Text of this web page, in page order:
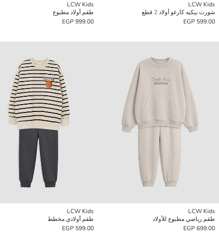
LCW Kids
شورت بيكيه كارغو أولاد 2 قطع
599.00 EGP
LCW Kids
طقم أولاد مطبوع
999.00 EGP
LCW Kids
طقم رياضي مطبوع للأولاد
699.00 EGP
LCW Kids
طقم أولادي مخطط
599.00 EGP